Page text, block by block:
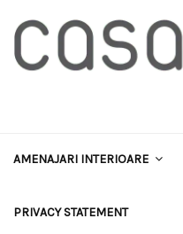
AMENAJARI INTERIOARE
PRIVACY STATEMENT